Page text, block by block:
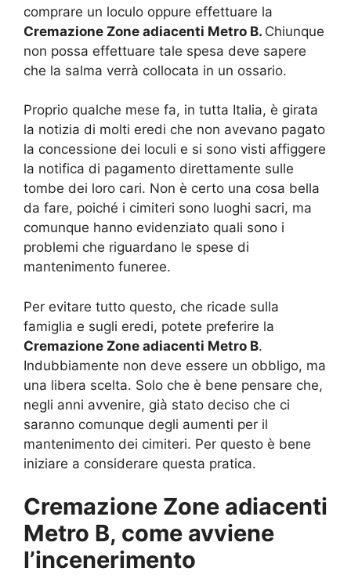
comprare un loculo oppure effettuare la
Cremazione Zone adiacenti Metro B. Chiunque
non possa effettuare tale spesa deve sapere
che la salma verrà collocata in un ossario.
Proprio qualche mese fa, in tutta Italia, è girata
la notizia di molti eredi che non avevano pagato
la concessione dei loculi e si sono visti affiggere
la notifica di pagamento direttamente sulle
tombe dei loro cari. Non è certo una cosa bella
da fare, poiché i cimiteri sono luoghi sacri, ma
comunque hanno evidenziato quali sono i
problemi che riguardano le spese di
mantenimento funeree.
Per evitare tutto questo, che ricade sulla
famiglia e sugli eredi, potete preferire la
Cremazione Zone adiacenti Metro B.
Indubbiamente non deve essere un obbligo, ma
una libera scelta. Solo che è bene pensare che,
negli anni avvenire, già stato deciso che ci
saranno comunque degli aumenti per il
mantenimento dei cimiteri. Per questo è bene
iniziare a considerare questa pratica.
Cremazione Zone adiacenti
Metro B, come avviene
l’incenerimento